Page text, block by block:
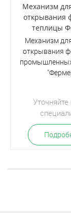
Механизм
открывания
теплицы
Механизм
открывания
Уточняйте